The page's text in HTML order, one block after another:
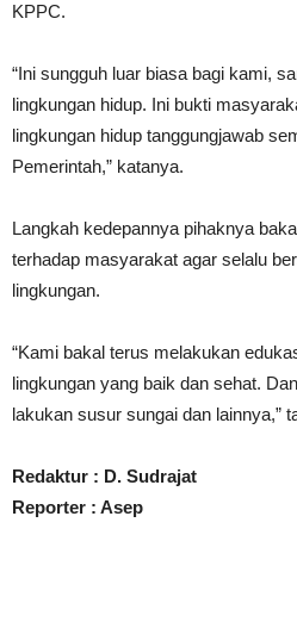
KPPC.
“Ini sungguh luar biasa bagi kami,
lingkungan hidup. Ini bukti
lingkungan hidup tanggungjawab
Pemerintah,” katanya.
Langkah kedepannya pihaknya
terhadap masyarakat agar selalu
lingkungan.
“Kami bakal terus melakukan
lingkungan yang baik dan sehat.
lakukan susur sungai dan lainnya,”
Redaktur : D. Sudrajat
Reporter : Asep